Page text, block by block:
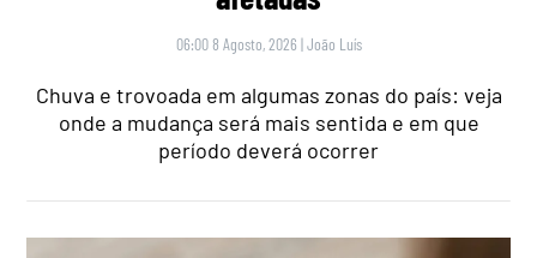
06:00 8 Agosto, 2026 |João Luís
Chuva e trovoada em algumas zonas do país: veja
onde a mudança será mais sentida e em que
período deverá ocorrer